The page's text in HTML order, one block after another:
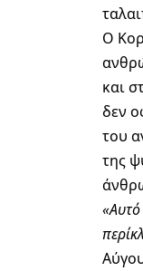
Ο
και
δεν
του
της
«Αυτό